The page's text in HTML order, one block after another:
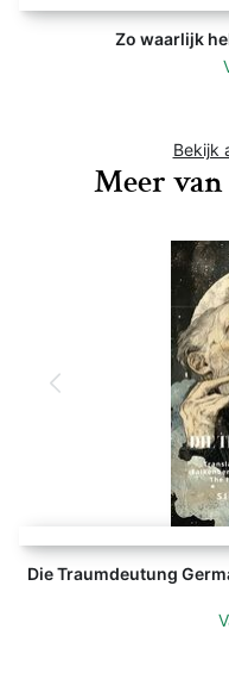
Zo waarlijk
Bekijk
Meer
Die Traumdeutung